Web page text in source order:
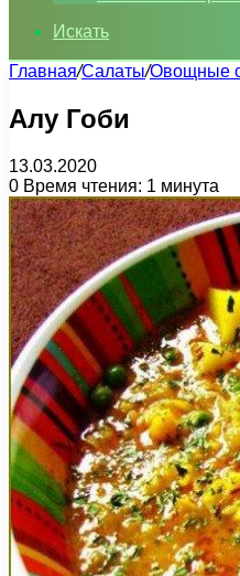
Искать
Главная/Салаты/Овощные
Алу Гоби
13.03.2020
0 Время чтения: 1 минута